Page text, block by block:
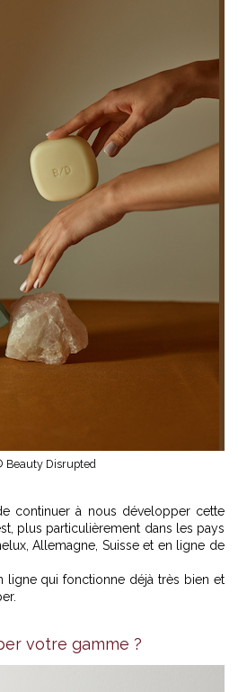
Beauty Disrupted
continuer à nous développer cette
plus particulièrement dans les pays
Allemagne, Suisse et en ligne de
ligne qui fonctionne déjà très bien et
votre gamme ?